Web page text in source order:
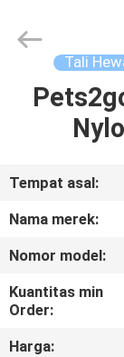
RUMAH
TENTANG
KAMI
TUR
PABRIK
Pets2Go
Trading
Reserved.
Tali
Tempat asal:
Nama merek:
Nomor model:
Kuantitas min
Order:
Harga: